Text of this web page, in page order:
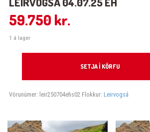
59.750 kr.
1 á lager
SETJA Í KÖRFU
Vörunúmer: leir250704ehs02 Flokkur: Leirvogsá